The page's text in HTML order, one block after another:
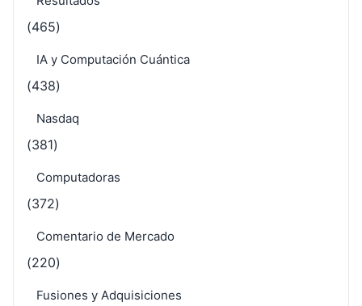
(465)
IA y Computación Cuántica
(438)
Nasdaq
(381)
Computadoras
(372)
Comentario de Mercado
(220)
Fusiones y Adquisiciones